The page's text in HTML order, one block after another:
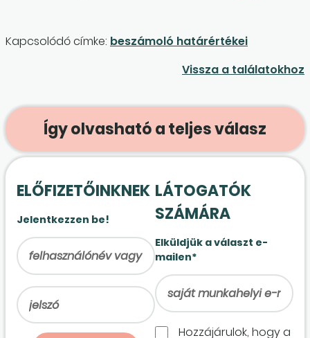
Kapcsolódó címke: beszámoló határértékei
Vissza a találatokhoz
Így olvasható a teljes válasz
ELŐFIZETŐINKNEK
Jelentkezzen be!
LÁTOGATÓK
SZÁMÁRA
Elküldjük a választ e-
mailen*
Hozzájárulok, hogy a